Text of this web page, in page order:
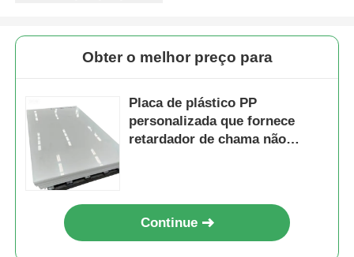
Obter o melhor preço para
Placa de plástico PP
personalizada que fornece
retardador de chama não
Continue